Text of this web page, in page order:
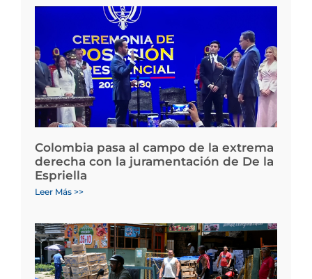
Colombia pasa al campo de la extrema
derecha con la juramentación de De la
Espriella
Leer Más >>